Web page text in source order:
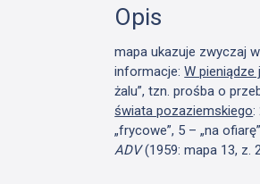
Opis
mapa ukazuje zwyczaj
informacje:W
żalu”, tzn. prośba o
świata pozaziemskiego:
„frycowe”, 5 – „na
ADV(1959: mapa 13, z.